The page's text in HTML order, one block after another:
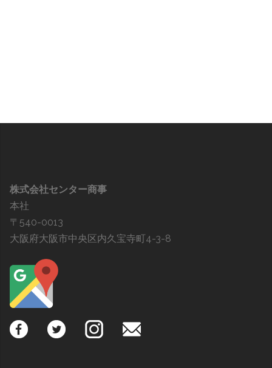
株式会社センター商事
本社
〒540-0013
大阪府大阪市中央区内久宝寺町4-3-8